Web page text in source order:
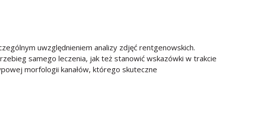
uwzględnieniem analizy zdjęć rentgenowskich.
samego leczenia, jak też stanowić wskazówki w trakcie
morfologii kanałów, którego skuteczne